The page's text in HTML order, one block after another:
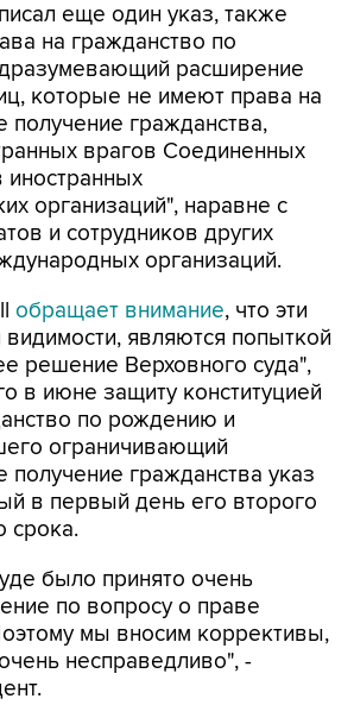
еще один указ, также
на гражданство по
расширение
которые не имеют права на
получение гражданства,
врагов Соединенных
организаций", наравне с
и сотрудников других
организаций.
обращает внимание, что эти
являются попыткой
решение Верховного суда",
в июне защиту конституцией
по рождению и
ограничивающий
получение гражданства указ
в первый день его второго
срока.
было принято очень
по вопросу о праве
мы вносим коррективы,
несправедливо", -